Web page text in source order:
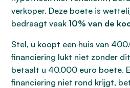
verkoper. Deze boete is
bedraagt vaak 10% van de
Stel, u koopt een huis van
financiering lukt niet zonder
betaalt u 40.000 euro boete.
financiering niet rond krijgt,